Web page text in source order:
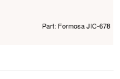
Part: Formosa JIC-678